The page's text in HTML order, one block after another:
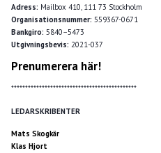
Adress: Mailbox 410, 111 73 Stockholm
Organisationsnummer: 559367-0671
Bankgiro: 5840–5473
Utgivningsbevis: 2021-037
Prenumerera här!
*********************************************
LEDARSKRIBENTER
Mats Skogkär
Klas Hjort